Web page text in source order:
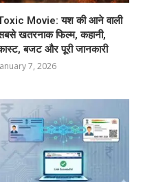
Movie: यश की आने वाली
खतरनाक फिल्म, कहानी,
बजट और पूरी जानकारी
7, 2026